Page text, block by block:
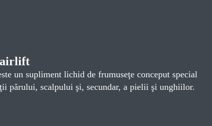
un supliment lichid de frumuseţe conceput special
părului, scalpului şi, secundar, a pielii şi unghiilor.